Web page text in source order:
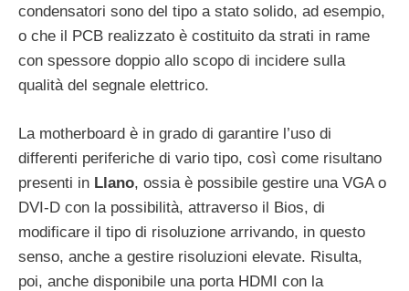
condensatori sono del tipo a stato solido, ad esempio,
o che il PCB realizzato è costituito da strati in rame
con spessore doppio allo scopo di incidere sulla
qualità del segnale elettrico.
La motherboard è in grado di garantire l’uso di
differenti periferiche di vario tipo, così come risultano
presenti in Llano, ossia è possibile gestire una VGA o
DVI-D con la possibilità, attraverso il Bios, di
modificare il tipo di risoluzione arrivando, in questo
senso, anche a gestire risoluzioni elevate. Risulta,
poi, anche disponibile una porta HDMI con la